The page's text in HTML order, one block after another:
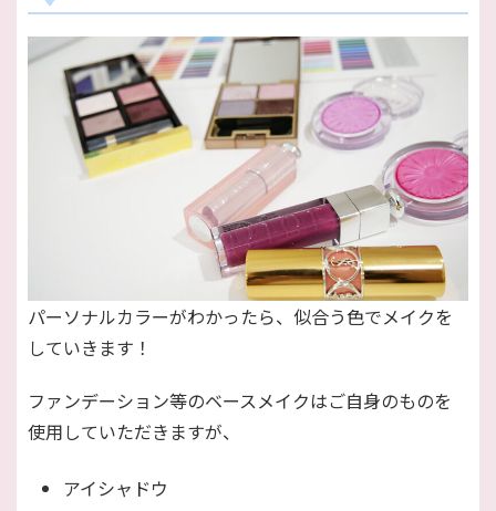
パーソナルカラーがわかったら、似合う色でメイクを
していきます！
ファンデーション等のベースメイクはご自身のものを
使用していただきますが、
アイシャドウ